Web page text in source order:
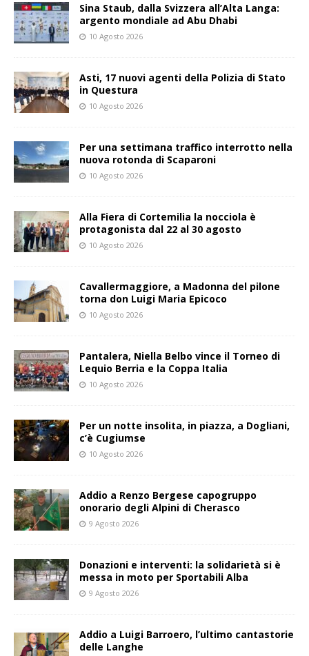
Sina Staub, dalla Svizzera all’Alta Langa:
argento mondiale ad Abu Dhabi
10 Agosto 2026
Asti, 17 nuovi agenti della Polizia di Stato
in Questura
10 Agosto 2026
Per una settimana traffico interrotto nella
nuova rotonda di Scaparoni
10 Agosto 2026
Alla Fiera di Cortemilia la nocciola è
protagonista dal 22 al 30 agosto
10 Agosto 2026
Cavallermaggiore, a Madonna del pilone
torna don Luigi Maria Epicoco
10 Agosto 2026
Pantalera, Niella Belbo vince il Torneo di
Lequio Berria e la Coppa Italia
10 Agosto 2026
Per un notte insolita, in piazza, a Dogliani,
c’è Cugiumse
10 Agosto 2026
Addio a Renzo Bergese capogruppo
onorario degli Alpini di Cherasco
9 Agosto 2026
Donazioni e interventi: la solidarietà si è
messa in moto per Sportabili Alba
9 Agosto 2026
Addio a Luigi Barroero, l’ultimo cantastorie
delle Langhe